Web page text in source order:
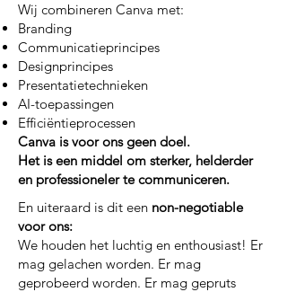
Wij combineren Canva met:
Branding
Communicatieprincipes
Designprincipes
Presentatietechnieken
AI-toepassingen
Efficiëntieprocessen
Canva is voor ons geen doel.
Het is een middel om sterker, helderder
en professioneler te communiceren.
En uiteraard is dit een non-negotiable
voor ons:
We houden het luchtig en enthousiast! Er
mag gelachen worden. Er mag
geprobeerd worden. Er mag gepruts